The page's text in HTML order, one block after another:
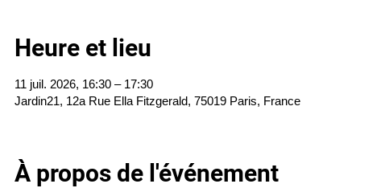
Heure et lieu
11 juil. 2026, 16:30 – 17:30
Jardin21, 12a Rue Ella Fitzgerald, 75019 Paris, France
À propos de l'événement